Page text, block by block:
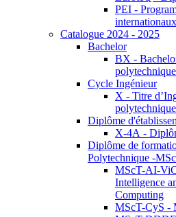
PEI -
internationaux
Catalogue 2024 - 2025
Bachelor
BX -
polytechnique
Cycle Ingénieur
X - Titre
polytechnique
Diplôme
X-4A -
Diplôme de
Polytechnique -
MScT-AI-
Intelligence
Computing
MScT-CyS -